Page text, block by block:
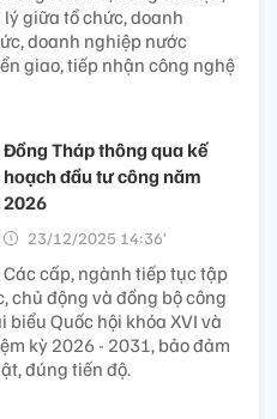
giữa tổ chức, doanh
doanh nghiệp nước
giao, tiếp nhận công nghệ
Đồng Tháp thông qua kế
hoạch đầu tư công năm
2026
23/12/2025 14:36’
Các cấp, ngành tiếp tục tập
động và đồng bộ công
Quốc hội khóa XVI và
kỳ 2026 - 2031, bảo đảm
đúng tiến độ.